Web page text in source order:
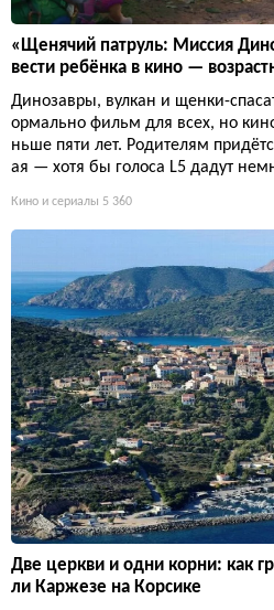
«Щенячий патруль: Миссия
вести ребёнка в кино —
Динозавры, вулкан и щенки-
ормально фильм для всех, но
ньше пяти лет. Родителям
ая — хотя бы голоса L5 дадут
Кино и сериалы 5 360
Две церкви и одни корни: как
ли Каржезе на Корсике